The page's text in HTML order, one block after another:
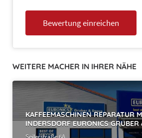
WEITERE MACHER IN IHRER NÄHE
KAFFEEMASCHINEN REPARATUR
INDERSDORF EURONICS GRUBER